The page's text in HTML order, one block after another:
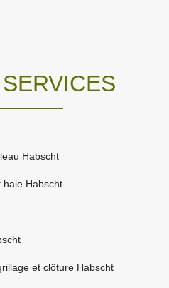
Habscht
haie Habscht
et clôture Habscht